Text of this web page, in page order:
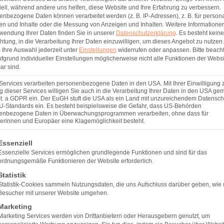
Schluckballon, POSE
auf schonende endoskopische
Monate), der Schluckballon (ganz ohne
Sleeve Gastroplastik)wie der POSE-3
Magenverkleinerung ohne Schnitte nach
weniger risikobehaftet als Operationen und
OP-Methoden)
Operation (Schlauchmagen OP) oder ein
etc.) erfordern eine Vollnarkose und ein
in der Durchführung und bringen ein höheres
diese Verfahren regelmäßige, lebenslange
bestimmten Vitaminen, Eisen und Calcium und
während andere uns helfen, diese Website und Ihre Erfahrung zu verbessern.
Daten können verarbeitet werden (z. B. IP-Adressen), z. B. für
und Inhalte oder die Messung von Anzeigen und Inhalten. Weitere
Ihrer Daten finden Sie in unserer Datenschutzerklärung. Es besteht keine
in die Verarbeitung Ihrer Daten einzuwilligen, um dieses Angebot zu nutzen.
Ihre Auswahl jederzeit unter Einstellungen widerrufen oder anpassen. Bitte
individueller Einstellungen möglicherweise nicht alle Funktionen der
sind.
verarbeiten personenbezogene Daten in den USA. Mit Ihrer Einwilligung
dieser Services willigen Sie auch in die Verarbeitung Ihrer Daten in den USA
a GDPR ein. Der EuGH stuft die USA als ein Land mit unzureichendem
Standards ein. Es besteht beispielsweise die Gefahr, dass US-Behörden
Daten in Überwachungsprogrammen verarbeiten, ohne dass für
und Europäer eine Klagemöglichkeit besteht.
eine Liste der Service-Gruppen, für die eine Einwilligung
Services ermöglichen grundlegende Funktionen und sind für das
Funktionieren der Website erforderlich.
Cookies sammeln Nutzungsdaten, die uns Aufschluss darüber geben, wie
mit unserer Website umgehen.
Services werden von Drittanbietern oder Herausgebern genutzt, um